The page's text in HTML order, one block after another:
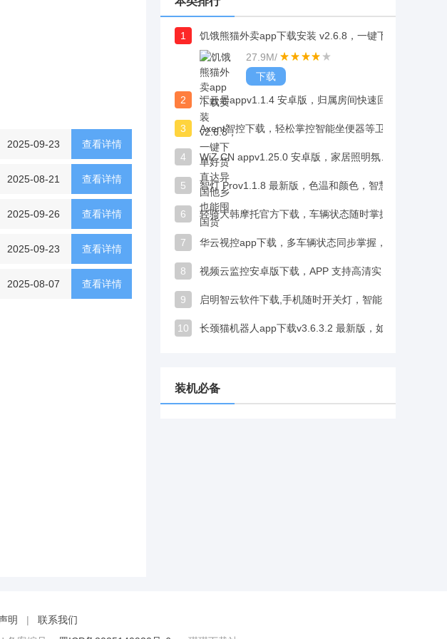
查看详情
2025-09-23
查看详情
2025-08-21
查看详情
2025-09-26
查看详情
2025-09-23
查看详情
2025-08-07
1
27.9M/
下载
2
3
4
5
6
7
8
9
10
装机必备
明 |
联系我们